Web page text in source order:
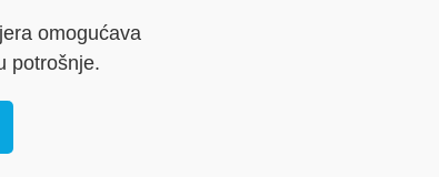
omogućava
potrošnje.